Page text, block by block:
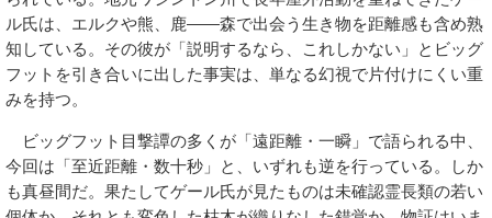
ル氏は、エルクや熊、鹿——森で出会う生き物を距離感も含め熟
知している。その彼が「説明するなら、これしかない」とビッグ
フットを引き合いに出した事実は、単なる幻視で片付けにくい重
みを持つ。
ビッグフット目撃譚の多くが「遠距離・一瞬」で語られる中、
今回は「至近距離・数十秒」と、いずれも逆を行っている。しか
も真昼間だ。果たしてゲール氏が見たものは未確認霊長類の若い